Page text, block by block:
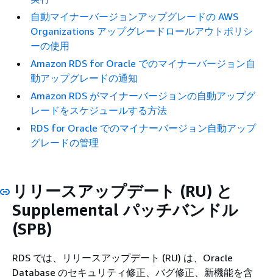
自動マイナーバージョンアップグレードの AWS
Organizations アップグレードロールアウトポリシ
ーの使用
Amazon RDS for Oracle でのマイナーバージョン自
動アップグレードの通知
Amazon RDS がマイナーバージョンの自動アップグ
レードをスケジュールする方法
RDS for Oracle でのマイナーバージョン自動アップ
グレードの管理
リリースアップデート (RU) と
Supplemental パッチバンドル
(SPB)
RDS では、リリースアップデート (RU) は、Oracle
Database のセキュリティ修正、バグ修正、新機能を含